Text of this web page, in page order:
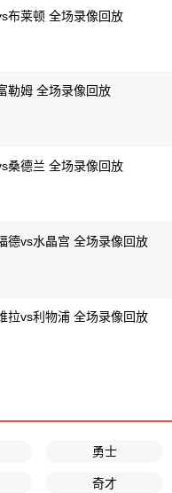
布莱顿 全场录像回放
勒姆 全场录像回放
桑德兰 全场录像回放
德vs水晶宫 全场录像回放
拉vs利物浦 全场录像回放
勇士
奇才